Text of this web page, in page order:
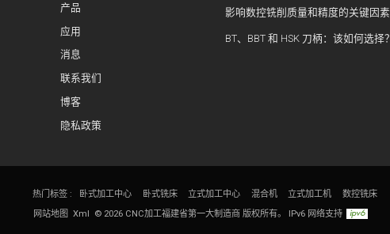
产品
应用
消息
联系我们
博客
隐私政策
影响数控铣削质量和精度的关键因素
BT、BBT 和 HSK 刀柄：该如何选择？
热门标签 : 卧式加工中心 卧式铣床 立式加工中心 混合机 立式加工机
数控铣床
网站地图
Xml © 2026 CNC加工福建省第一大制造商 版权所有。 IPv6 网络支持